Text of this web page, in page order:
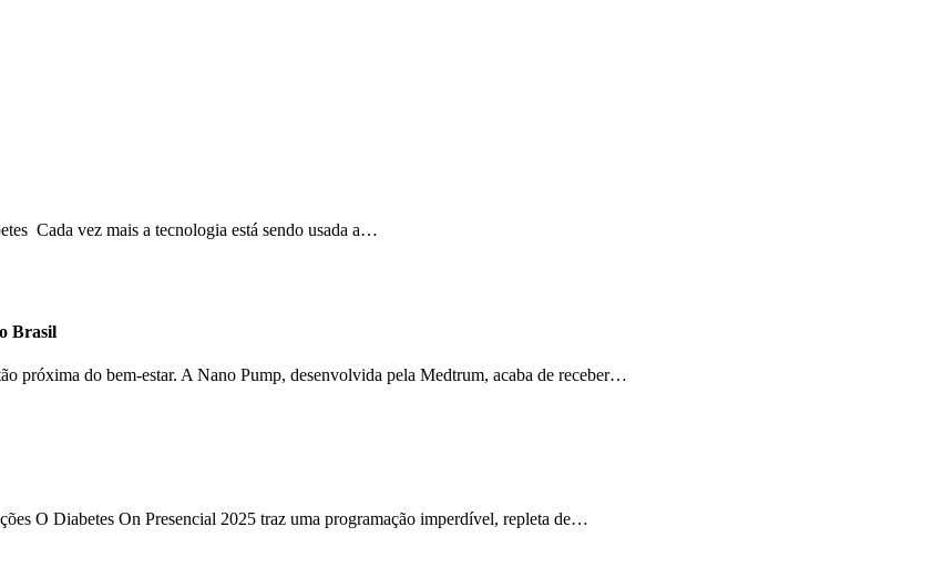
Cada vez mais a tecnologia está sendo usada a…
Brasil
próxima do bem-estar. A Nano Pump, desenvolvida pela Medtrum, acaba de receber…
O Diabetes On Presencial 2025 traz uma programação imperdível, repleta de…